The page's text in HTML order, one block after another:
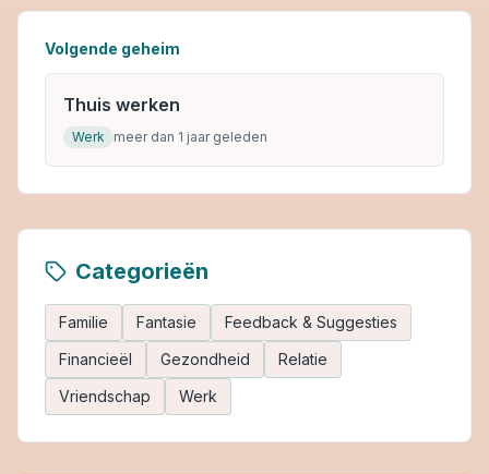
Volgende geheim
Thuis werken
Werk meer dan 1 jaar geleden
Categorieën
Familie Fantasie
Feedback & Suggesties
Financieël
Gezondheid
Relatie
Vriendschap
Werk